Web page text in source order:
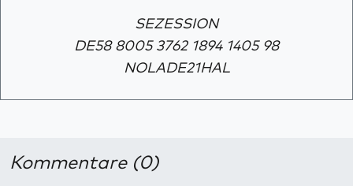
SEZESSION
DE58 8005 3762 1894 1405 98
NOLADE21HAL
Kommentare (0)